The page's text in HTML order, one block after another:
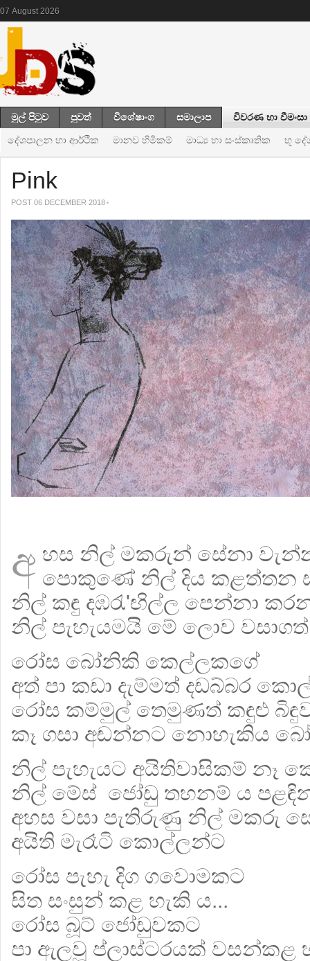
07 August 2026
මුල් පිටුව පුවත් විශේෂාංග සමාලාප විවරණ හා වීමංසා
දේශපාලන හා ආර්ථික මානව හිමිකම් මාධ්‍ය හා සංස්කෘතික භූ
Pink
POST 06 DECEMBER 2018
අ හස නිල් මකරුන් සේනා
පොකුණේ නිල් දිය කළත්තන
නිල් කඳු දඹරැ'ඟිල්ල පෙන්නා
නිල් පැහැයමයි මේ ලොව
රෝස බෝනිකි කෙල්ලකගේ
අත් පා කඩා දැම්මත් දඩබ්බර
රෝස කම්මුල් තෙමුණත් කඳුළු
කෑ ගසා අඬන්නට නොහැකිය
නිල් පැහැයට අයිතිවාසිකම් නෑ
නිල් මේස් ජෝඩු තහනම් ය
අහස වසා පැතිරුණු නිල් මකරු
අයිති මැරෑටි කොල්ලන්ට
රෝස පැහැ දිග ගවොමකට
සිත සංසුන් කළ හැකි ය...
රෝස බූට් ජෝඩුවකට
පා ඇලවූ ප්ලාස්ටරයක් වසන්කළ